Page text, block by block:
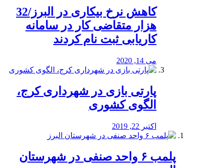
کاهش نرخ بیکاری در البرز/32
هزار متقاضی کار در سامانه
کاریابی ثبت نام کردند
می 14, 2020
پارتی بازی در شهرداری کرج،
الگوی کشوری
اکتبر 22, 2019
پلمب ۶ واحد صنفی در شهرستان